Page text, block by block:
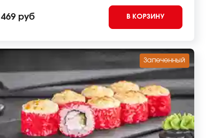
469 руб В КОРЗИНУ
Запеченный